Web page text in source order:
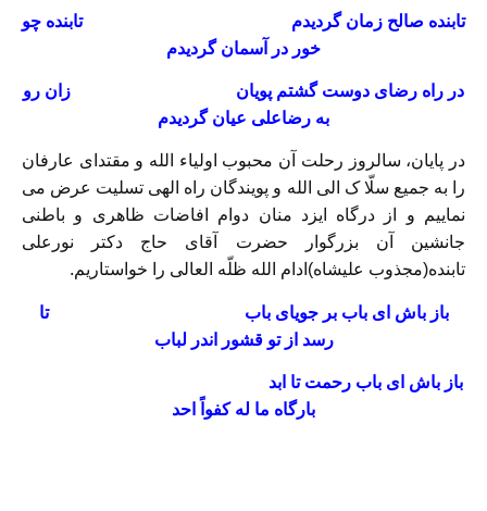
تابنده صالح زمان گردیدم تابنده چو
خور در آسمان گردیدم
در راه رضای دوست گشتم پویان زان رو
به رضاعلی عیان گردیدم
در پایان، سالروز رحلت آن محبوب اولیاء الله و مقتدای عارفان
را به جمیع سلّا ک الی الله و پویندگان راه الهی تسلیت عرض می
نماییم و از درگاه ایزد منان دوام افاضات ظاهری و باطنی
جانشین آن بزرگوار حضرت آقای حاج دکتر نورعلی
تابنده(مجذوب علیشاه)ادام الله ظلّه العالی را خواستاریم.
باز باش ای باب بر جویای باب تا
رسد از تو قشور اندر لباب
باز باش ای باب رحمت تا ابد
بارگاه ما له کفواً احد